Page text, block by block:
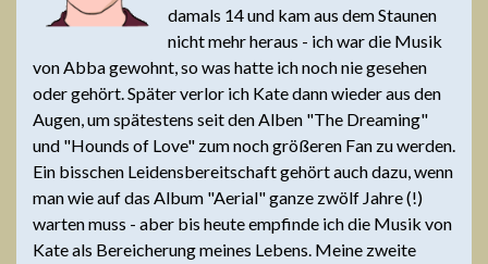
damals 14 und kam aus dem Staunen
nicht mehr heraus - ich war die Musik
von Abba gewohnt, so was hatte ich noch nie gesehen
oder gehört. Später verlor ich Kate dann wieder aus den
Augen, um spätestens seit den Alben "The Dreaming"
und "Hounds of Love" zum noch größeren Fan zu werden.
Ein bisschen Leidensbereitschaft gehört auch dazu, wenn
man wie auf das Album "Aerial" ganze zwölf Jahre (!)
warten muss - aber bis heute empfinde ich die Musik von
Kate als Bereicherung meines Lebens. Meine zweite